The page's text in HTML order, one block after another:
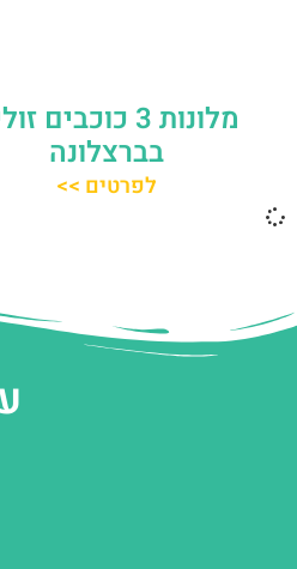
מלונות 3 כוכבים
בברצלונה
לפרטים >>